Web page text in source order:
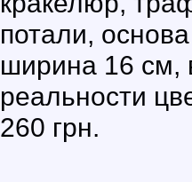
потали,
ширина 16 см,
реальности
260 грн.